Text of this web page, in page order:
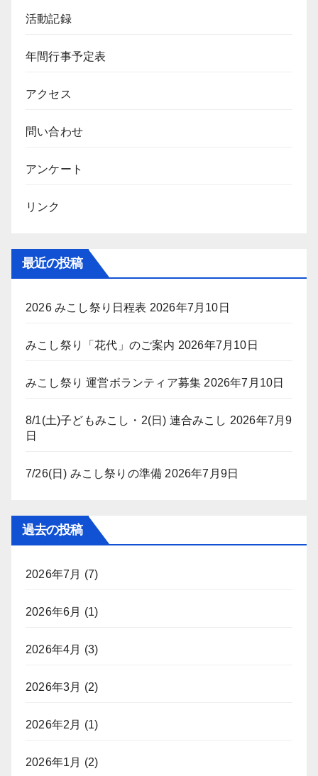
活動記録
年間行事予定表
アクセス
問い合わせ
アンケート
リンク
最近の投稿
2026 みこし祭り日程表 2026年7月10日
みこし祭り「花代」のご案内 2026年7月10日
みこし祭り 運営ボランティア募集 2026年7月10日
8/1(土)子どもみこし・2(日) 連合みこし 2026年7月9
日
7/26(日) みこし祭りの準備 2026年7月9日
過去の投稿
2026年7月 (7)
2026年6月 (1)
2026年4月 (3)
2026年3月 (2)
2026年2月 (1)
2026年1月 (2)